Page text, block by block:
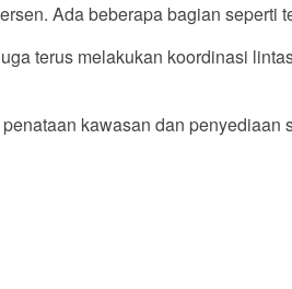
Ada beberapa bagian
terus melakukan koordinasi
kawasan dan